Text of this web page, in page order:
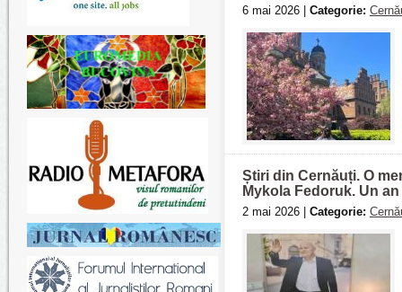
6 mai 2026 | Categorie:
Știri din Cernăuți. O
Mykola Fedoruk. Un
2 mai 2026 | Categorie: